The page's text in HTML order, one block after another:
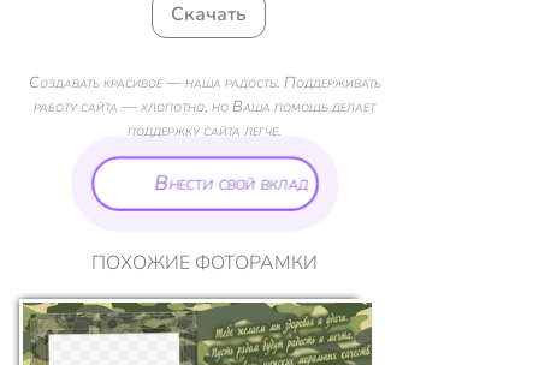
Скачать
Создавать красивое — наша радость. Поддерживать
работу сайта — хлопотно, но Ваша помощь делает
поддержку сайта легче.
Внести свой вклад
ПОХОЖИЕ ФОТОРАМКИ